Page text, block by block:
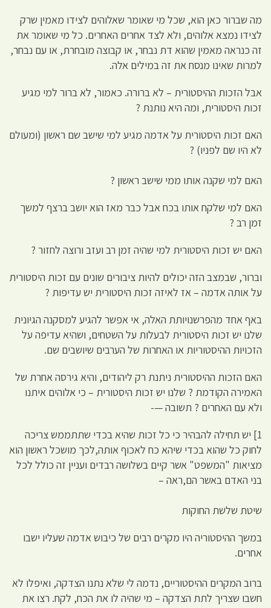
מה שברור כאן הוא, שכל מי שאומר שאלוהים לצידו מאמין שרק
לצידו נמצא אלוהים, ולא לצד אחרים האחרים. כל מי שאומר את
זה כנראה מאמין שהוא דת נבחר, או קבוצה מובחרת, או עם נבחר,
למרות שאינו מנסח את זה במילים אלה.
אבל הזכות ההיסטורית – לא ברורה. כאמור, לא ברור למי מגיע
זכות היסטורית, ומה היא נותנת ?
האם זכות היסטורית על אדמה מגיע למי שישב שם ראשון (ומעולם
לא היו שם לפניו) ?
האם למי שקנה אותו ממי שישב ראשון ?
האם למי שלקח אותו בכח אבל כבר מאז הוא יושב ברצף למשך
זמן רב ?
האם יש זכות היסטורית למי שהיה זמן רב ועזב ורוצה לחזור ?
וברור, שבמצב הזה יכולים להיות ציבורים שונים עם זכות היסטורית
על אותה אדמה – אז לאיזה זכות היסטורית יש עדיפות ?
באף אחד מהפרשנויותת האלה, אי אפשר להגיע למסקנה הגיונית
שלנו יש זכות היסטורית לבעלות על השטחים, ושהיא עדיפה על
הזכויות ההיסטוריות או האחרות של הערבים שיושבים שם.
האם הזכות ההיסטורית ניתנת רק ליהודים, והיא גירסה אחרת של
האמירה הקודמת ? שלנו יש זכות היסטורית – כי אלוהים איתנו
ולא עם האחרים ? תשובה —-
1] יש תחילה להבהיר כי כל זכות שהיא בכדי שתתממש צריכה
לחוק כל שהוא בכדי שיהא כח לאכוף אותה,לכך מושכל ראשון הוא
מציאות "המשפט" אשר קיים בשלושה רבדים ועניין זה כולל לכל
בני האדם באשר הם,ראה –
שיטת שלשת החוקות
במשך ההיסטוריה היו מקרים רבים של כיבוש אדמה שעליו ישבו
אחרים.
ברוב המקרים ההיסטוריים, נדמה לי שלא נתנו הצדקה, ואיפלו לא
חשבו שצריך לתת הצדקה – מי שהיה לו את הכח, לקח. רצו את